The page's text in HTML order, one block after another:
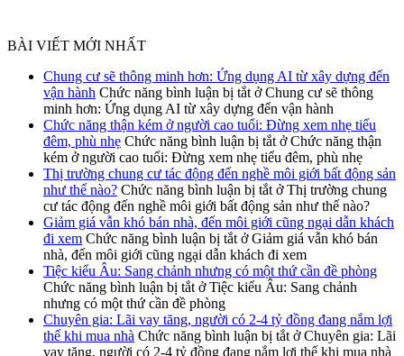
BÀI VIẾT MỚI NHẤT
Chung cư sẽ thông minh hơn: Ứng dụng AI từ xây dựng đến
vận hành Chức năng bình luận bị tắt ở Chung cư sẽ thông
minh hơn: Ứng dụng AI từ xây dựng đến vận hành
Chức năng thận kém ở người cao tuổi: Đừng xem nhẹ tiểu
đêm, phù nhẹ Chức năng bình luận bị tắt ở Chức năng thận
kém ở người cao tuổi: Đừng xem nhẹ tiểu đêm, phù nhẹ
Thị trường chung cư tác động đến nghề môi giới bất động sản
như thế nào? Chức năng bình luận bị tắt ở Thị trường chung
cư tác động đến nghề môi giới bất động sản như thế nào?
Giảm giá vẫn khó bán nhà, đến môi giới cũng ngại dẫn khách
đi xem Chức năng bình luận bị tắt ở Giảm giá vẫn khó bán
nhà, đến môi giới cũng ngại dẫn khách đi xem
Tiệc kiểu Âu: Sang chảnh nhưng có một thứ cần đề phòng
Chức năng bình luận bị tắt ở Tiệc kiểu Âu: Sang chảnh
nhưng có một thứ cần đề phòng
Chuyên gia: Lãi vay tăng, người có 2-4 tỷ đồng đang nắm lợi
thế khi mua nhà Chức năng bình luận bị tắt ở Chuyên gia: Lãi
vay tăng, người có 2-4 tỷ đồng đang nắm lợi thế khi mua nhà